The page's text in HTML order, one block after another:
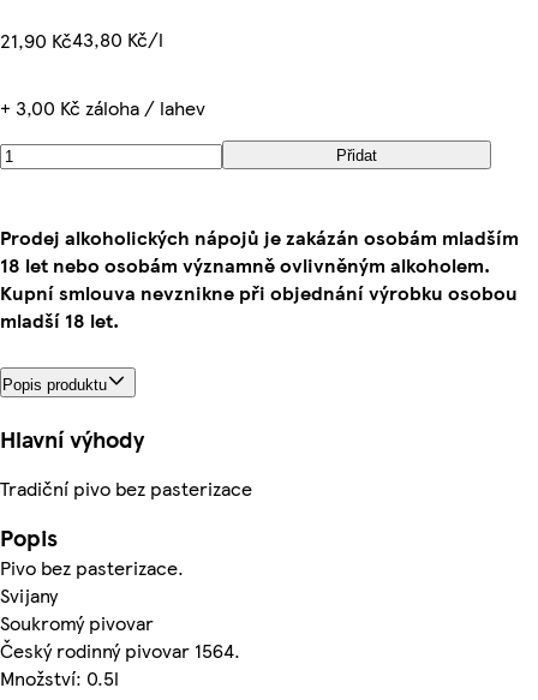
21,90 Kč43,80 Kč/l
+ 3,00 Kč záloha / lahev
Přidat
Prodej alkoholických nápojů je zakázán osobám mladším
18 let nebo osobám významně ovlivněným alkoholem.
Kupní smlouva nevznikne při objednání výrobku osobou
mladší 18 let.
Popis produktu
Hlavní výhody
Tradiční pivo bez pasterizace
Popis
Pivo bez pasterizace.
Svijany
Soukromý pivovar
Český rodinný pivovar 1564.
Množství: 0.5l